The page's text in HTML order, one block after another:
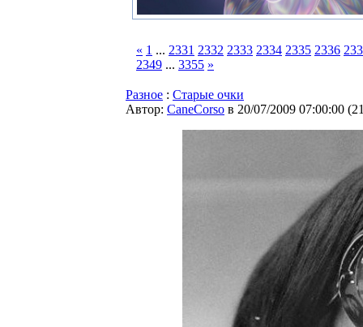
« 1 ... 2331 2332 2333 2334 2335 2336
2349 ... 3355 »
Разное : Старые очки
Автор: CaneCorso в 20/07/2009 07:00:00 (